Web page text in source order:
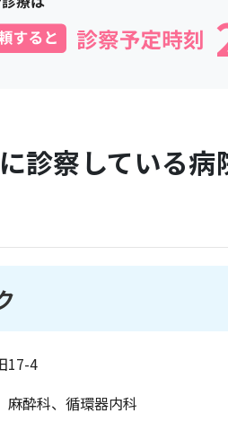
診察している
17-4
麻酔科、循環器内科